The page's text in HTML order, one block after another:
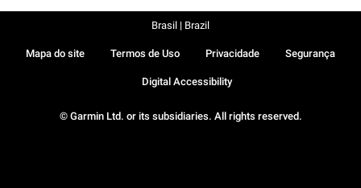
© Garmin Ltd. or its subsidiaries. All rights reserved.
Mapa do site Termos de Uso Privacidade Segurança
Digital Accessibility
Brasil | Brazil